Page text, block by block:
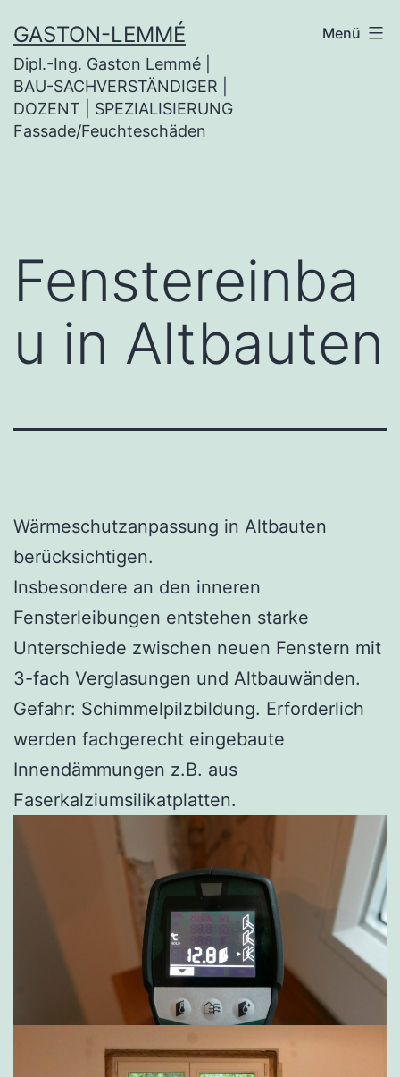
Inhalt
springen
GASTON-LEMMÉ
Dipl.-Ing. Gaston Lemmé |
BAU-SACHVERSTÄNDIGER |
DOZENT | SPEZIALISIERUNG
Fassade/Feuchteschäden
Menü
Fenstereinba
u in Altbauten
Wärmeschutzanpassung in Altbauten
berücksichtigen.
Insbesondere an den inneren
Fensterleibungen entstehen starke
Unterschiede zwischen neuen Fenstern mit
3-fach Verglasungen und Altbauwänden.
Gefahr: Schimmelpilzbildung. Erforderlich
werden fachgerecht eingebaute
Innendämmungen z.B. aus
Faserkalziumsilikatplatten.